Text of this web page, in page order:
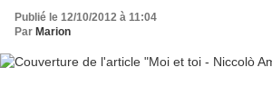
Publié le 12/10/2012 à 11:04
Par Marion